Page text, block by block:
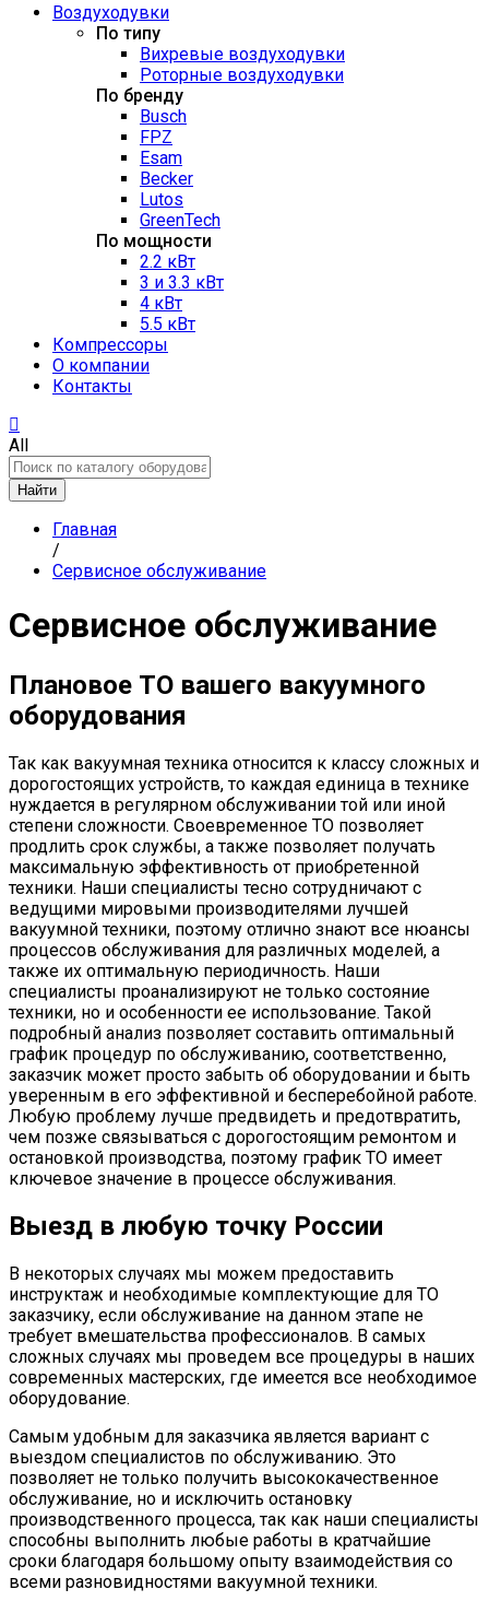
Воздуходувки
По типу
Вихревые воздуходувки
Роторные воздуходувки
По бренду
Busch
FPZ
Esam
Becker
Lutos
GreenTech
По мощности
2.2 кВт
3 и 3.3 кВт
4 кВт
5.5 кВт
Компрессоры
О компании
Контакты
All
Найти
Главная
/
Сервисное обслуживание
Сервисное обслуживание
Плановое ТО вашего вакуумного
оборудования
Так как вакуумная техника относится к классу сложных и
дорогостоящих устройств, то каждая единица в технике
нуждается в регулярном обслуживании той или иной
степени сложности. Своевременное ТО позволяет
продлить срок службы, а также позволяет получать
максимальную эффективность от приобретенной
техники. Наши специалисты тесно сотрудничают с
ведущими мировыми производителями лучшей
вакуумной техники, поэтому отлично знают все нюансы
процессов обслуживания для различных моделей, а
также их оптимальную периодичность. Наши
специалисты проанализируют не только состояние
техники, но и особенности ее использование. Такой
подробный анализ позволяет составить оптимальный
график процедур по обслуживанию, соответственно,
заказчик может просто забыть об оборудовании и быть
уверенным в его эффективной и бесперебойной работе.
Любую проблему лучше предвидеть и предотвратить,
чем позже связываться с дорогостоящим ремонтом и
остановкой производства, поэтому график ТО имеет
ключевое значение в процессе обслуживания.
Выезд в любую точку России
В некоторых случаях мы можем предоставить
инструктаж и необходимые комплектующие для ТО
заказчику, если обслуживание на данном этапе не
требует вмешательства профессионалов. В самых
сложных случаях мы проведем все процедуры в наших
современных мастерских, где имеется все необходимое
оборудование.
Самым удобным для заказчика является вариант с
выездом специалистов по обслуживанию. Это
позволяет не только получить высококачественное
обслуживание, но и исключить остановку
производственного процесса, так как наши специалисты
способны выполнить любые работы в кратчайшие
сроки благодаря большому опыту взаимодействия со
всеми разновидностями вакуумной техники.